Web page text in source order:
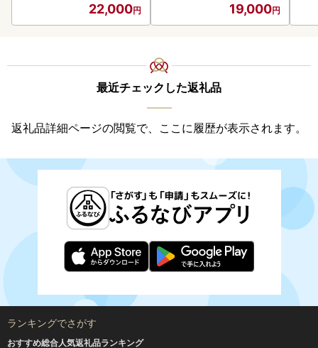
22,000 19,000
最近チェックした返礼品
返礼品詳細ページの閲覧で、ここに履歴が表示されます。
ランキングでさがす
おすすめ総合人気返礼品ランキング